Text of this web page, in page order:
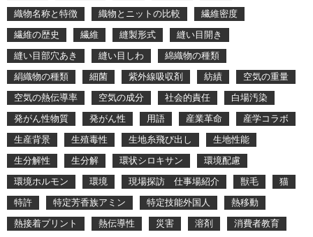
織物名称と特徴
織物とニットの比較
繊維密度
繊維の歴史
繊維 縫製形式
縫い目開き
縫い目部穴あき
縫い目しわ
綿織物の種類
絹織物の種類
細菌 紫外線吸収剤 紡績
空気の重量
空気の熱伝導率
空気の成分 社会的責任
白場汚染
発がん性物質
発がん性 用語 産業革命
産学コラボ
生産背景
生殖毒性 生地糸飛び出し
生地性能
生分解性
生分解 環状シロキサン
環境配慮
環境ホルモン
環境 現場探訪 仕事場紹介 獣毛
猫
特許
特定芳香族アミン 特定技能外国人
熱移動
熱接着プリント
熱伝導性 災害 溶剤
消費者教育